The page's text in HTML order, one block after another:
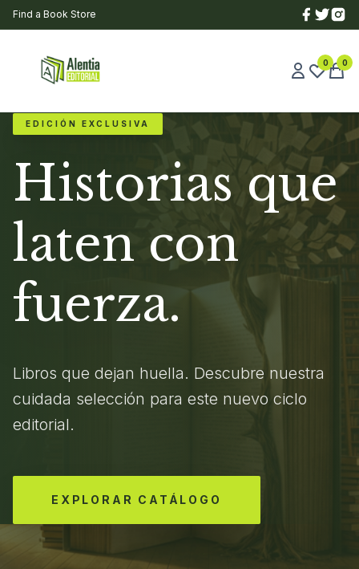
Find a Book Store
0 0
EDICIÓN EXCLUSIVA
Historias que
laten con
fuerza.
Libros que dejan huella. Descubre nuestra
cuidada selección para este nuevo ciclo
editorial.
EXPLORAR CATÁLOGO